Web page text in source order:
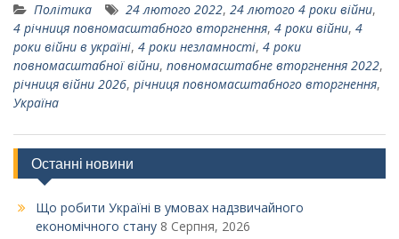
Політика 24 лютого 2022, 24 лютого 4 роки війни,
4 річниця повномасштабного вторгнення, 4 роки війни, 4
роки війни в україні, 4 роки незламності, 4 роки
повномасштабної війни, повномасштабне вторгнення 2022,
річниця війни 2026, річниця повномасштабного вторгнення,
Україна
Останні новини
Що робити Україні в умовах надзвичайного
економічного стану 8 Серпня, 2026